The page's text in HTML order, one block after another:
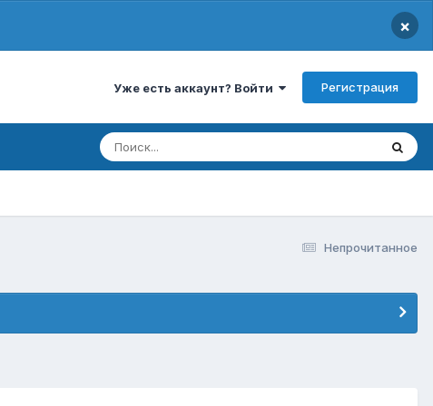
×
Уже есть аккаунт? Войти Регистрация
Непрочитанное